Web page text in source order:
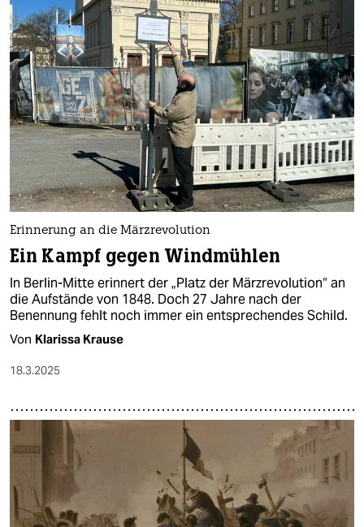
Erinnerung an die Märzrevolution
Ein Kampf gegen Windmühlen
In Berlin-Mitte erinnert der „Platz der Märzrevolution“ an
die Aufstände von 1848. Doch 27 Jahre nach der
Benennung fehlt noch immer ein entsprechendes Schild.
Von Klarissa Krause
18.3.2025